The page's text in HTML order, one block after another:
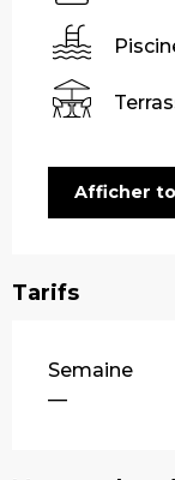
Afficher
Tarifs
Tarifs 2026
Semaine
—